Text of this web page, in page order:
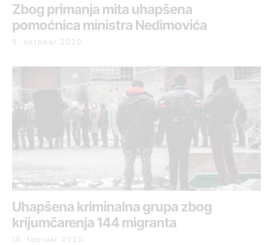
Zbog primanja mita uhapšena
pomoćnica ministra Nedimovića
9. oktobar 2020.
Uhapšena kriminalna grupa zbog
krijumčarenja 144 migranta
19. februar 2020.